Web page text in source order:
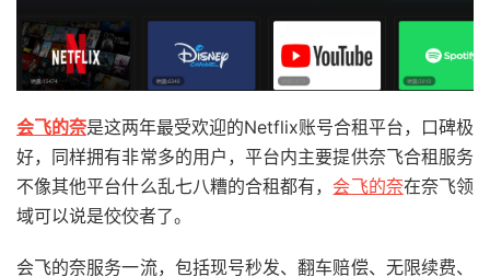
会飞的奈是这两年最受欢迎的Netflix账号合租平台，口碑极
好，同样拥有非常多的用户，平台内主要提供奈飞合租服务
不像其他平台什么乱七八糟的合租都有， 会飞的奈在奈飞领
域可以说是佼佼者了。
会飞的奈服务一流，包括现号秒发、翻车赔偿、无限续费、